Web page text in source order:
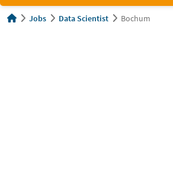
Jobs Data Scientist Bochum